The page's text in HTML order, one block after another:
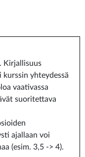
Kirjallisuus
yhteydessä
vaativassa
suoritettava
ajallaan voi
(esim. 3,5 -> 4).